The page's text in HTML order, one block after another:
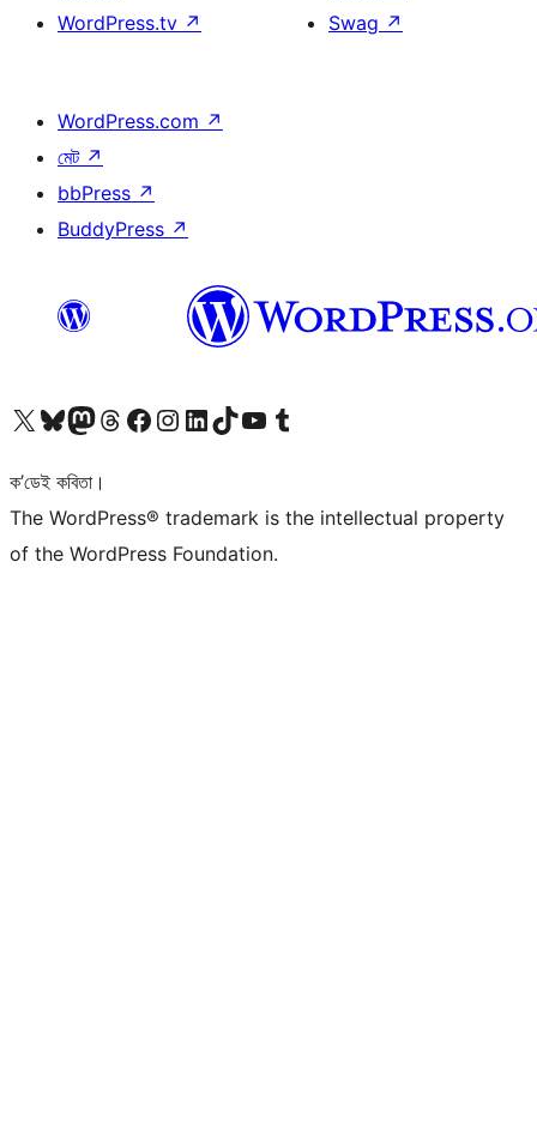
WordPress.tv ↗
Swag ↗
WordPress.com ↗
মেট ↗
bbPress ↗
BuddyPress ↗
আমাৰ X (আগৰ Twitter) একাউণ্টলৈ যাওকআমাৰ Bluesky একাউণ্টলৈ যাওকআমাৰ Mastodon একাউণ্টলৈ যাওকআমাৰ Threads একাউণ্টলৈ যাওকআমাৰ Facebook পৃষ্ঠালৈ যাওকআমাৰ Instagram একাউণ্টলৈ যাওকআমাৰ LinkedIn একাউণ্টলৈ যাওকআমাৰ TikTok একাউণ্টলৈ যাওকআমাৰ YouTube চেনেললৈ যাওকআমাৰ Tumblr একাউণ্টলৈ যাওক
ক’ডেই কবিতা।
The WordPress® trademark is the intellectual property
of the WordPress Foundation.